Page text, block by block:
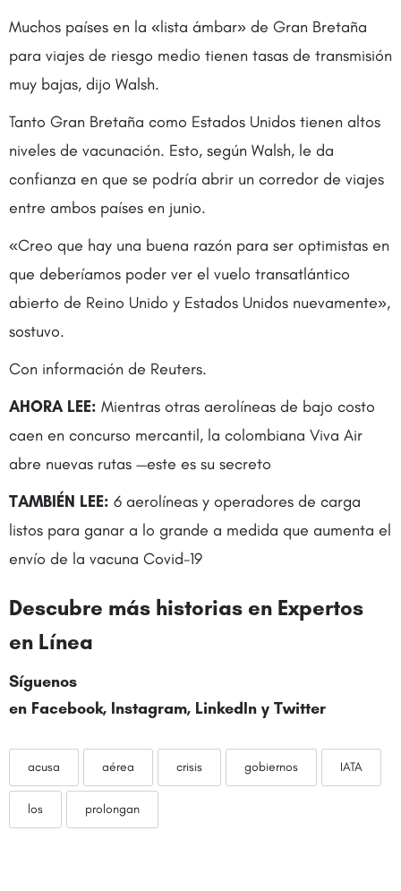
Muchos países en la «lista ámbar» de Gran Bretaña
para viajes de riesgo medio tienen tasas de transmisión
muy bajas, dijo Walsh.
Tanto Gran Bretaña como Estados Unidos tienen altos
niveles de vacunación. Esto, según Walsh, le da
confianza en que se podría abrir un corredor de viajes
entre ambos países en junio.
«Creo que hay una buena razón para ser optimistas en
que deberíamos poder ver el vuelo transatlántico
abierto de Reino Unido y Estados Unidos nuevamente»,
sostuvo.
Con información de Reuters.
AHORA LEE: Mientras otras aerolíneas de bajo costo
caen en concurso mercantil, la colombiana Viva Air
abre nuevas rutas —este es su secreto
TAMBIÉN LEE: 6 aerolíneas y operadores de carga
listos para ganar a lo grande a medida que aumenta el
envío de la vacuna Covid-19
Descubre más historias en Expertos
en Línea
Síguenos
en Facebook, Instagram, LinkedIn y Twitter
acusa aérea crisis gobiernos IATA
los prolongan